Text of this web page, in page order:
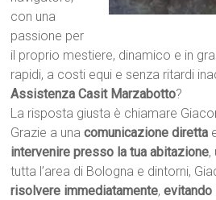
con una
passione per
il proprio mestiere, dinamico e in
rapidi, a costi equi e senza ritardi
Assistenza Casit Marzabotto?
La risposta giusta è chiamare
Grazie a unacomunicazione diretta
intervenire presso la tua abitazione,
tutta l’area di Bologna e dintorni,
risolvere immediatamente,evitando